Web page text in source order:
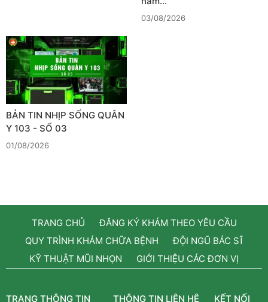
03/08/2026
BẢN TIN NHỊP SỐNG QUÂN
Y 103 - SỐ 03
01/08/2026
TRANG CHỦ
ĐĂNG KÝ KHÁM THEO YÊU CẦU
QUY TRÌNH KHÁM CHỮA BỆNH
ĐỘI NGŨ BÁC SĨ
KỸ THUẬT MŨI NHỌN
GIỚI THIỆU CÁC ĐƠN VỊ
TRANG THÔNG TIN THÔNG TIN LIÊN HỆ KẾT NỐI